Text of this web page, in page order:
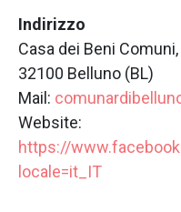
Indirizzo
Casa dei Beni
32100 Belluno (BL)
Mail:
Website:
https://
locale=it_IT